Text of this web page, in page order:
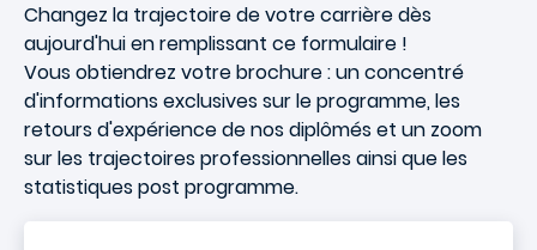
Changez la trajectoire de votre carrière dès
aujourd'hui en remplissant ce formulaire !
Vous obtiendrez votre brochure : un concentré
d'informations exclusives sur le programme, les
retours d'expérience de nos diplômés et un zoom
sur les trajectoires professionnelles ainsi que les
statistiques post programme.